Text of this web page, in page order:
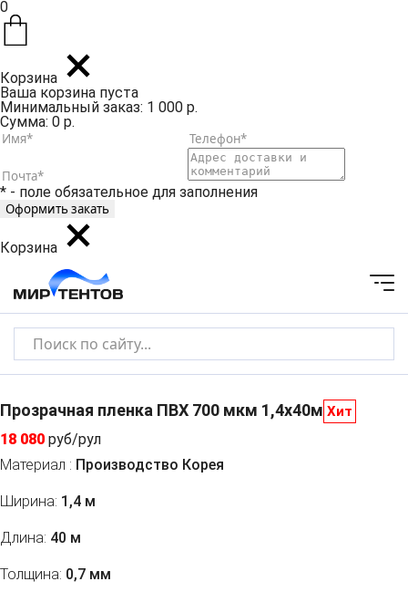
0
Корзина
Ваша корзина пуста
Минимальный заказ: 1 000 р.
Сумма: 0 р.
* - поле обязательное для заполнения
Корзина
Прозрачная пленка ПВХ 700 мкм 1,4x40м Хит
18 080 руб/рул
Материал : Производство Корея
Ширина: 1,4 м
Длина: 40 м
Толщина: 0,7 мм